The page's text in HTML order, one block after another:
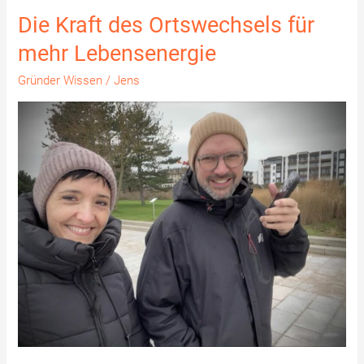
Die Kraft des Ortswechsels für
mehr Lebensenergie
Gründer Wissen /Jens
Die
des
Ortswechsels
Lebensenergie